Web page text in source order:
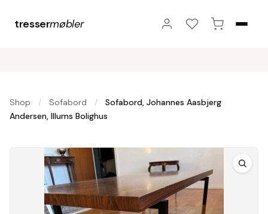
tressermøbler
Shop / Sofabord /
Sofabord, Johannes Aasbjerg
Andersen, Illums Bolighus